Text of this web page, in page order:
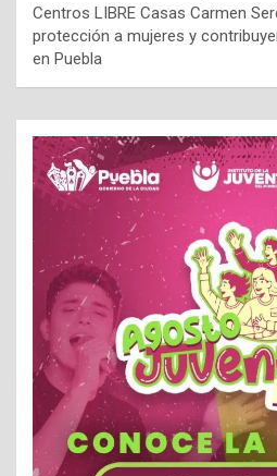
Centros LIBRE Casas Carmen
protección a mujeres y
en Puebla